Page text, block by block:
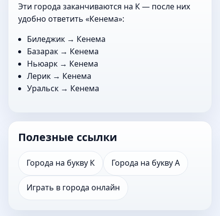
Эти города заканчиваются на К — после них
удобно ответить «Кенема»:
Биледжик → Кенема
Базарак → Кенема
Ньюарк → Кенема
Лерик → Кенема
Уральск → Кенема
Полезные ссылки
Города на букву К Города на букву А
Играть в города онлайн